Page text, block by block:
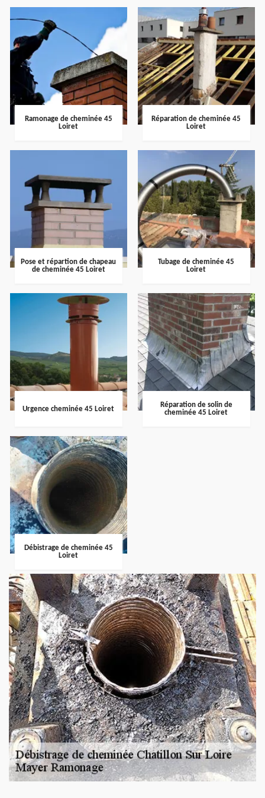
Ramonage de cheminée 45
Loiret
Réparation de cheminée 45
Loiret
Pose et répartion de chapeau
de cheminée 45 Loiret
Tubage de cheminée 45
Loiret
Urgence cheminée 45 Loiret
Réparation de solin de
cheminée 45 Loiret
Débistrage de cheminée 45
Loiret